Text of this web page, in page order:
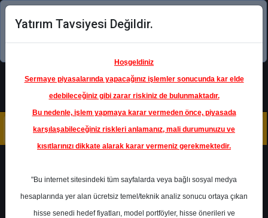
Şimdi uygulamayı indirin!
Ana Sayfa
Raporlar
Yatırım Tavsiyesi Değildir.
Hoşgeldiniz
Sermaye piyasalarında yapacağınız işlemler sonucunda kar elde
edebileceğiniz gibi zarar riskiniz de bulunmaktadır.
Bu nedenle, işlem yapmaya karar vermeden önce, piyasada
karşılaşabileceğiniz riskleri anlamanız, mali durumunuzu ve
kısıtlarınızı dikkate alarak karar vermeniz gerekmektedir.
"Bu internet sitesindeki tüm sayfalarda veya bağlı sosyal medya
hesaplarında yer alan ücretsiz temel/teknik analiz sonucu ortaya çıkan
hisse senedi hedef fiyatları, model portföyler, hisse önerileri ve